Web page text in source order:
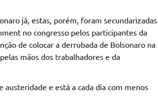
já, estas, porém, foram secundarizadas
no congresso pelos participantes da
de colocar a derrubada de Bolsonaro na
mãos dos trabalhadores e da
e está a cada dia com menos